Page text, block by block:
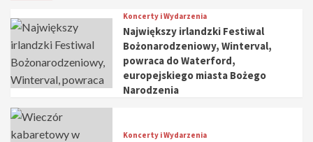
Koncerty i Wydarzenia
Największy irlandzki Festiwal
Bożonarodzeniowy, Winterval,
powraca do Waterford,
europejskiego miasta Bożego
Narodzenia
Koncerty i Wydarzenia